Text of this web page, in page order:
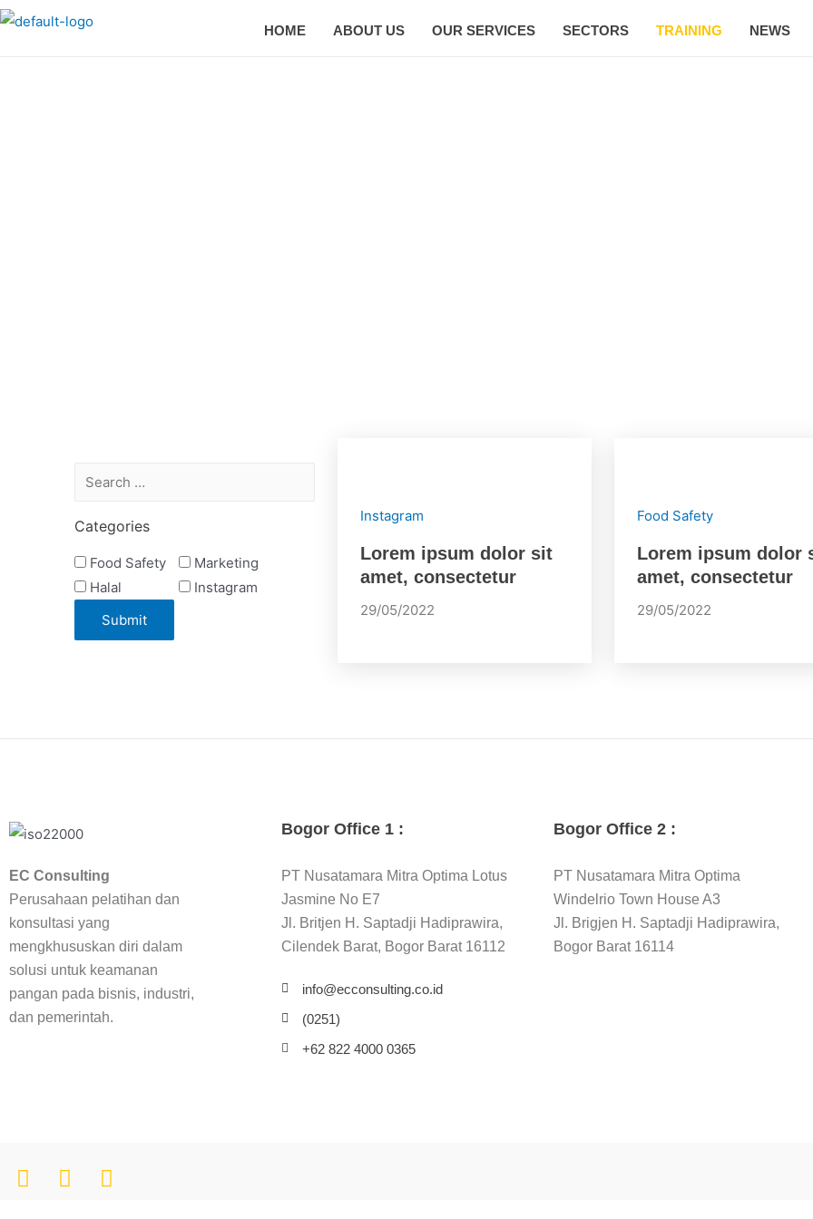
HOME ABOUT US OUR SERVICES SECTORS TRAINING NEWS
Categories
Food Safety
Halal
Marketing
Instagram
Instagram
Lorem ipsum dolor sit
amet, consectetur
29/05/2022
Food Safety
Lorem ipsum dolor
amet, consectetur
29/05/2022
EC Consulting
Perusahaan pelatihan dan
konsultasi yang
mengkhususkan diri dalam
solusi untuk keamanan
pangan pada bisnis, industri,
dan pemerintah.
Bogor Office 1 :
PT Nusatamara Mitra Optima Lotus
Jasmine No E7
Jl. Britjen H. Saptadji Hadiprawira,
Cilendek Barat, Bogor Barat 16112
info@ecconsulting.co.id
(0251)
+62 822 4000 0365
Bogor Office 2 :
PT Nusatamara Mitra Optima
Windelrio Town House A3
Jl. Brigjen H. Saptadji Hadiprawira,
Bogor Barat 16114